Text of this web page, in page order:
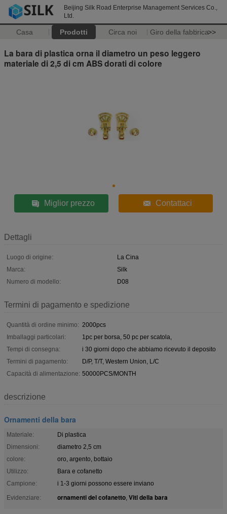
Beijing Silk Road Enterprise Management Services Co.,
Ltd.
Casa Prodotti Circa noi Giro della fabbrica>>
La bara di plastica orna il diametro un peso leggero
materiale di 2,5 di cm ABS dorati di colore
Miglior prezzo Contattaci
Dettagli
Luogo di origine:
La Cina
Marca:
Silk
Numero di modello:
D08
Termini di pagamento e spedizione
Quantità di ordine minimo: 2000pcs
Imballaggi particolari:
1pc per borsa, 50 pc per scatola,
Tempi di consegna:
i 30 giorni dopo che abbiamo ricevuto il deposito
Termini di pagamento:
D/P, T/T, Western Union, L/C
Capacità di alimentazione: 50000PCS/MONTH
descrizione
Ornamenti della bara
Materiale:
Di plastica
Dimensioni:
diametro 2,5 cm
colore:
oro, argento, bottaio
Utilizzo:
Bara e cofanetto
Campione:
i 1-3 giorni possono essere inviano
Evidenziare:
ornamenti del cofanetto, Viti della bara